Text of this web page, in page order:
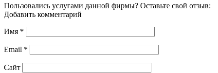
Пользовались услугами данной фирмы? Оставьте свой отзыв:
Добавить комментарий
Имя *
Email *
Сайт